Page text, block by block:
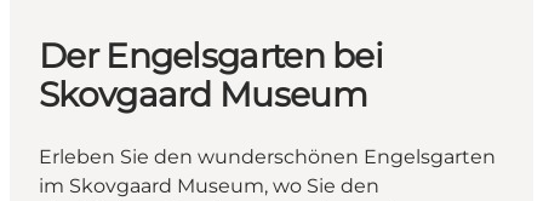
Der Engelsgarten bei
Skovgaard Museum
Erleben Sie den wunderschönen Engelsgarten
im Skovgaard Museum, wo Sie den